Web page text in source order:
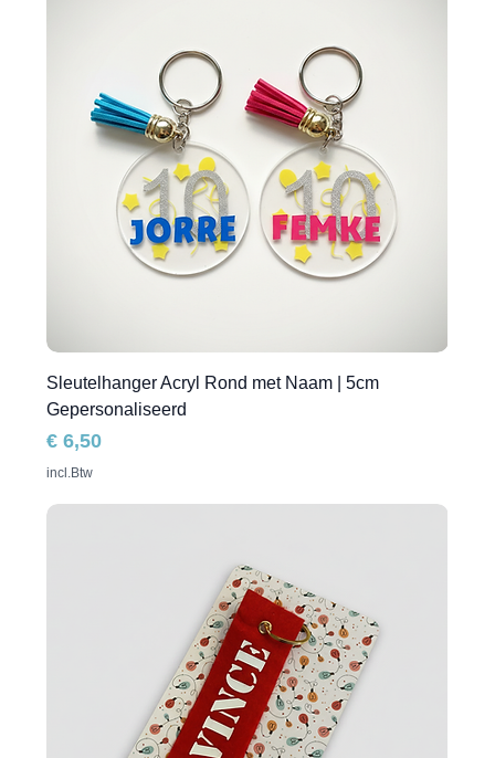
Sleutelhanger Acryl Rond met Naam | 5cm
Gepersonaliseerd
Prijs
€ 6,50
incl.Btw